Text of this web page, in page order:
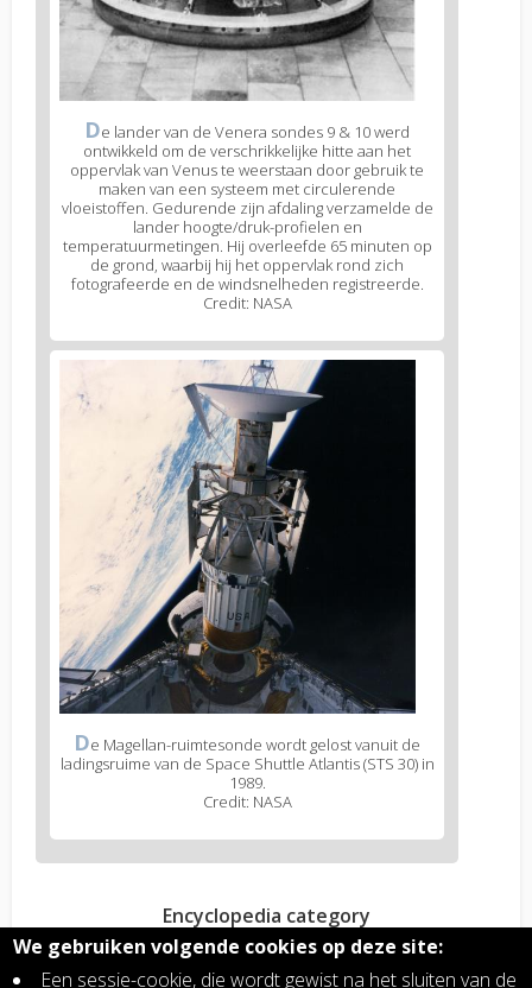
De lander van de Venera sondes 9 & 10 werd
ontwikkeld om de verschrikkelijke hitte aan het
oppervlak van Venus te weerstaan door gebruik te
maken van een systeem met circulerende
vloeistoffen. Gedurende zijn afdaling verzamelde de
lander hoogte/druk-profielen en
temperatuurmetingen. Hij overleefde 65 minuten op
de grond, waarbij hij het oppervlak rond zich
fotografeerde en de windsnelheden registreerde.
Credit: NASA
De Magellan-ruimtesonde wordt gelost vanuit de
ladingsruime van de Space Shuttle Atlantis (STS 30) in
1989.
Credit: NASA
Encyclopedia category
Ontwikkeling ruimtemissies
Planetaire aeronomie
We gebruiken volgende cookies op deze site:
Een sessie-cookie, die wordt gewist na het sluiten van de